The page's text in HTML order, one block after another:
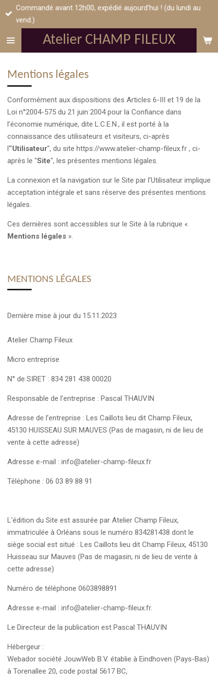
Passer
Atelier CHAMP FILEUX
Commandé avant 12h00, expédié aujourd'hui ! (du lundi au
vend.)
Mentions légales
Conformément aux dispositions des Articles 6-III et 19 de la
Loi n°2004-575 du 21 juin 2004 pour la Confiance dans
l’économie numérique, dite L.C.E.N., il est porté à la
connaissance des utilisateurs et visiteurs, ci-après
l'"Utilisateur", du site https://www.atelier-champ-fileux.fr , ci-
après le "Site", les présentes mentions légales.
La connexion et la navigation sur le Site par l’Utilisateur implique
acceptation intégrale et sans réserve des présentes mentions
légales.
Ces dernières sont accessibles sur le Site à la rubrique «
Mentions légales ».
MENTIONS LÉGALES
Dernière mise à jour du 15.11.2023
Atelier Champ Fileux
Micro entreprise
N° de SIRET : 834 281 438 00020
Responsable de l’entreprise : Pascal THAUVIN
Adresse de l’entreprise : Les Caillots lieu dit Champ Fileux,
45130 HUISSEAU SUR MAUVES (Pas de magasin, ni de lieu de
vente à cette adresse)
Adresse e-mail : info@atelier-champ-fileux.fr
Téléphone : 06 03 89 88 91
L'édition du Site est assurée par Atelier Champ Fileux,
immatriculée à Orléans sous le numéro 834281438 dont le
siège social est situé : Les Caillots lieu dit Champ Fileux, 45130
Huisseau sur Mauves (Pas de magasin, ni de lieu de vente à
cette adresse)
Numéro de téléphone 0603898891
Adresse e-mail : info@atelier-champ-fileux.fr.
Le Directeur de la publication est Pascal THAUVIN
Hébergeur :
Webador société JouwWeb B.V. établie à Eindhoven (Pays-Bas)
à Torenallee 20, code postal 5617 BC,